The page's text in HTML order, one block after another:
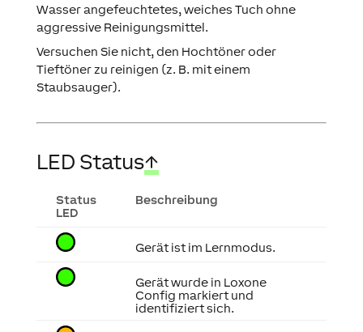
Wasser angefeuchtetes, weiches Tuch ohne
aggressive Reinigungsmittel.
Versuchen Sie nicht, den Hochtöner oder
Tieftöner zu reinigen (z. B. mit einem
Staubsauger).
LED Status↑
Status
LED
Beschreibung
Gerät ist im Lernmodus.
Gerät wurde in Loxone
Config markiert und
identifiziert sich.